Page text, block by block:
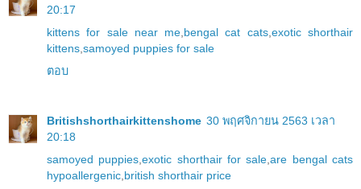
20:17
kittens for sale near me bengal cat cats, exotic shorthair
kittens samoyed puppies for sale
ตอบ
Britishshorthairkittenshome 30 พฤศจิกายน 2563 เวลา
20:18
samoyed puppies ,exotic shorthair for sale ,are bengal cats
hypoallergenic british shorthair price